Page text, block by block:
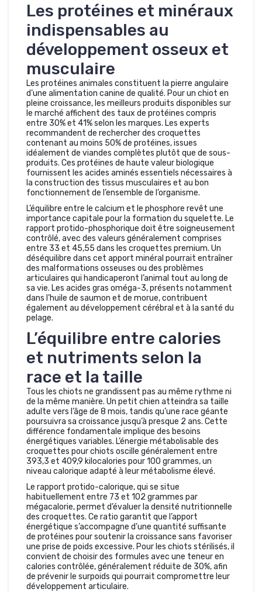
Les protéines et minéraux
indispensables au
développement osseux et
musculaire
Les protéines animales constituent la pierre angulaire
d’une alimentation canine de qualité. Pour un chiot en
pleine croissance, les meilleurs produits disponibles sur
le marché affichent des taux de protéines compris
entre 30% et 41% selon les marques. Les experts
recommandent de rechercher des croquettes
contenant au moins 50% de protéines, issues
idéalement de viandes complètes plutôt que de sous-
produits. Ces protéines de haute valeur biologique
fournissent les acides aminés essentiels nécessaires à
la construction des tissus musculaires et au bon
fonctionnement de l’ensemble de l’organisme.
L’équilibre entre le calcium et le phosphore revêt une
importance capitale pour la formation du squelette. Le
rapport protido-phosphorique doit être soigneusement
contrôlé, avec des valeurs généralement comprises
entre 33 et 45,55 dans les croquettes premium. Un
déséquilibre dans cet apport minéral pourrait entraîner
des malformations osseuses ou des problèmes
articulaires qui handicaperont l’animal tout au long de
sa vie. Les acides gras oméga-3, présents notamment
dans l’huile de saumon et de morue, contribuent
également au développement cérébral et à la santé du
pelage.
L’équilibre entre calories
et nutriments selon la
race et la taille
Tous les chiots ne grandissent pas au même rythme ni
de la même manière. Un petit chien atteindra sa taille
adulte vers l’âge de 8 mois, tandis qu’une race géante
poursuivra sa croissance jusqu’à presque 2 ans. Cette
différence fondamentale implique des besoins
énergétiques variables. L’énergie métabolisable des
croquettes pour chiots oscille généralement entre
393,3 et 409,9 kilocalories pour 100 grammes, un
niveau calorique adapté à leur métabolisme élevé.
Le rapport protido-calorique, qui se situe
habituellement entre 73 et 102 grammes par
mégacalorie, permet d’évaluer la densité nutritionnelle
des croquettes. Ce ratio garantit que l’apport
énergétique s’accompagne d’une quantité suffisante
de protéines pour soutenir la croissance sans favoriser
une prise de poids excessive. Pour les chiots stérilisés, il
convient de choisir des formules avec une teneur en
calories contrôlée, généralement réduite de 30%, afin
de prévenir le surpoids qui pourrait compromettre leur
développement articulaire.